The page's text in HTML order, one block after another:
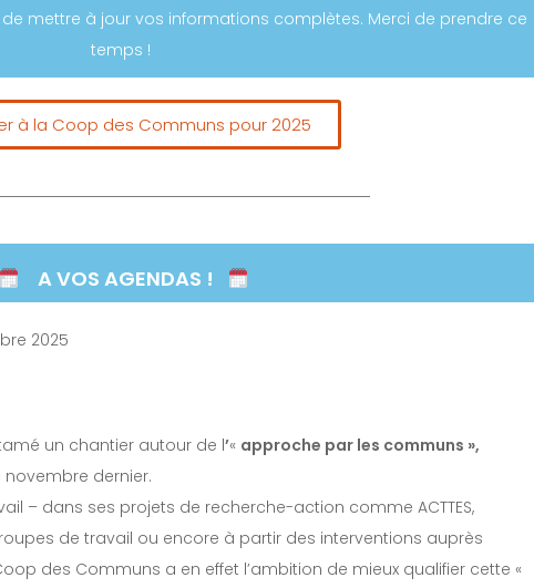
mettre à jour vos informations complètes. Merci de prendre ce
temps !
à la Coop des Communs pour 2025
A VOS AGENDAS !
2025
un chantier autour de l’« approche par les communs »,
novembre dernier.
– dans ses projets de recherche-action comme ACTTES,
de travail ou encore à partir des interventions auprès
des Communs a en effet l’ambition de mieux qualifier cette «